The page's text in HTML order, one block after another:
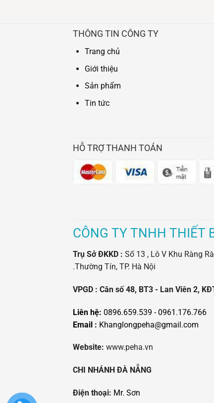
THÔNG TIN CÔNG TY
Trang chủ
Giới thiệu
Sản phẩm
Tin tức
HỖ TRỢ THANH TOÁN
CÔNG TY TNHH THIẾT
Trụ Sở ĐKKD : Số 13 , Lô V Khu Ràng
.Thường Tín, TP. Hà Nội
VPGD : Căn số 48, BT3 - Lan Viên 2,
Liên hệ: 0896.659.539 - 0961.176.766
Email : Khanglongpeha@gmail.com
Website: www.peha.vn
CHI NHÁNH ĐÀ NẴNG
Điện thoại: Mr. Sơn